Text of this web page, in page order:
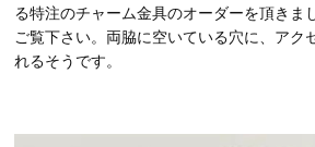
る特注のチャーム金具のオーダーを頂きま
ご覧下さい。両脇に空いている穴に、アク
れるそうです。